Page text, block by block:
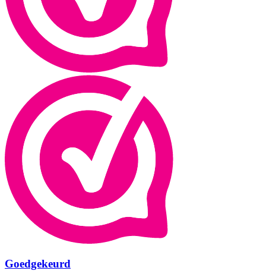
Goedgekeurd